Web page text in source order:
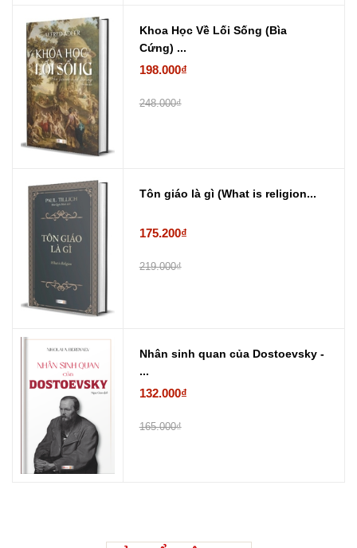
Khoa Học Về Lối Sống (Bìa
Cứng) ...
198.000₫
248.000₫
Tôn giáo là gì (What is religion...
175.200₫
219.000₫
Nhân sinh quan của Dostoevsky -
...
132.000₫
165.000₫